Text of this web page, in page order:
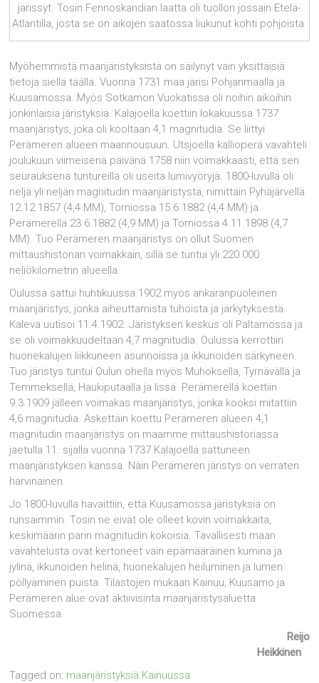
järissyt. Tosin Fennoskandian laatta oli tuollon jossain Etelä-
Atlantilla, josta se on aikojen saatossa liukunut kohti pohjoista.
Myöhemmistä maanjäristyksistä on säilynyt vain yksittäisiä
tietoja siellä täällä. Vuonna 1731 maa järisi Pohjanmaalla ja
Kuusamossa. Myös Sotkamon Vuokatissa oli noihin aikoihin
jonkinlaisia järistyksiä. Kalajoella koettiin lokakuussa 1737
maanjäristys, joka oli kooltaan 4,1 magnitudia. Se liittyi
Perämeren alueen maannousuun. Utsjoella kallioperä vavahteli
joulukuun viimeisenä päivänä 1758 niin voimakkaasti, että sen
seurauksena tuntureilla oli useita lumivyöryjä. 1800-luvulla oli
neljä yli neljän magnitudin maanjäristystä, nimittäin Pyhäjärvellä
12.12.1857 (4,4 MM), Torniossa 15.6.1882 (4,4 MM) ja
Perämerellä 23.6.1882 (4,9 MM) ja Torniossa 4.11.1898 (4,7
MM). Tuo Perämeren maanjäristys on ollut Suomen
mittaushistorian voimakkain, sillä se tuntui yli 220 000
neliökilometrin alueella.
Oulussa sattui huhtikuussa 1902 myös ankaranpuoleinen
maanjäristys, jonka aiheuttamis­ta tuhoista ja järkytyksestä
Kaleva uutisoi 11.4.1902. Järistyksen keskus oli Paltamossa ja
se oli voimakkuudeltaan 4,7 magnitudia. Oulussa kerrottiin
huonekalujen liikkuneen asunnoissa ja ikkunoiden särkyneen.
Tuo järistys tuntui Oulun ohella myös Muhoksella, Tyrnävällä ja
Tem­meksellä, Haukiputaalla ja Iissä. Perämerellä koettiin
9.3.1909 jälleen voimakas maanjäristys, jonka kooksi mitattiin
4,6 magnitudia. Äskettäin koettu Perämeren alueen 4,1
magnitudin maanjäristys on maamme mittaushistoriassa
jaetulla 11. sijalla vuonna 1737 Kalajoella sattuneen
maanjäristyksen kanssa. Näin Perämeren järistys on verraten
harvinainen.
Jo 1800-luvulla havaittiin, että Kuusamossa järistyksiä on
runsaimmin. Tosin ne eivät ole olleet kovin voimakkaita,
keskimäärin parin magnitudin kokoisia. Tavallisesti maan
vavahtelusta ovat kertoneet vain epä­määräinen kumina ja
jylinä, ikkunoiden helinä, huonekalujen heiluminen ja lumen
pöllyäminen puista. Tilastojen mukaan Kainuu, Kuusamo ja
Perämeren alue ovat aktiivisinta maanjäristysaluetta
Suomessa.
Reijo
Heikkinen
Tagged on: maanjäristyksiä Kainuussa